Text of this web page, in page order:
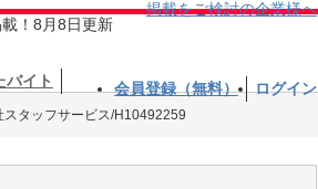
！8月8日更新
掲載をご検討の企業様へ
バイト 会員登録（無料） ログイン
スタッフサービス/H10492259